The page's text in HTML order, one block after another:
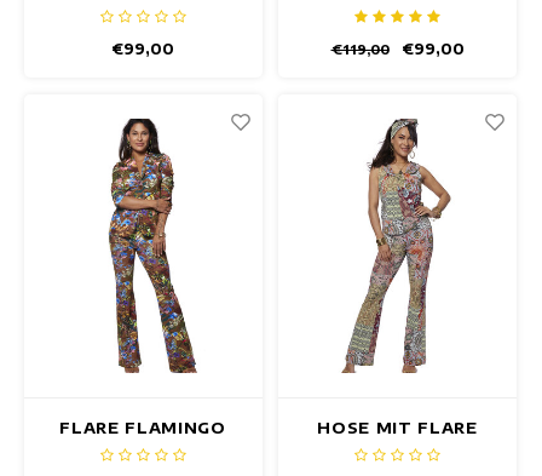
Ärmellose Kleider
Sommerkleider
Bedruckte Kleider
HOSEN
€99,00
€119,00 €99,00
FLARE FLAMINGO
HOSE
HOSE MIT FLARE
NADOR PATCH